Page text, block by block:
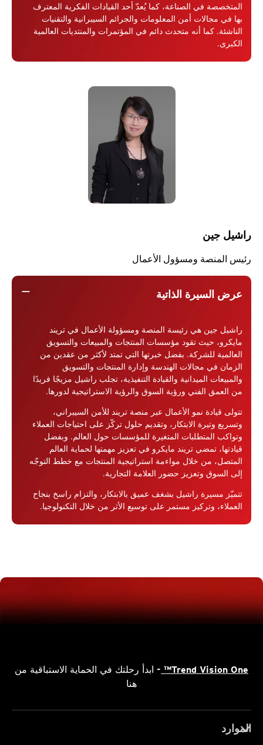
المتخصصة في الصناعة، كما يُعدّ أحد القيادات الفكرية المعترف
بها في مجالات أمن المعلومات والجرائم السيبرانية والتقنيات
الناشئة. كما أنه متحدث دائم في المؤتمرات والمنتديات العالمية
الكبرى.
راشيل جين
رئيس المنصة ومسؤول الأعمال
عرض السيرة الذاتية remove
راشيل جين هي رئيسة المنصة ومسؤولة الأعمال في تريند
مايكرو، حيث تقود مؤسسات المنتجات والمبيعات والتسويق
العالمية للشركة. بفضل خبرتها التي تمتد لأكثر من عقدين من
الزمان في مجالات الهندسة وإدارة المنتجات والتسويق
والمبيعات الميدانية والقيادة التنفيذية، تجلب راشيل مزيجًا فريدًا
من العمق الفني ورؤية السوق والرؤية الاستراتيجية لدورها.
تتولى قيادة نمو الأعمال عبر منصة تريند للأمن السيبراني،
وتسريع وتيرة الابتكار، وتقديم حلول تركّز على احتياجات العملاء
وتواكب المتطلبات المتغيرة للمؤسسات حول العالم. وبفضل
قيادتها، تمضي تريند مايكرو في تعزيز مهمتها لحماية العالم
المتصل، من خلال مواءمة استراتيجية المنتجات مع خطط التوجّه
إلى السوق وتعزيز حضور العلامة التجارية.
تتميّز مسيرة راشيل بشغف عميق بالابتكار، والتزام راسخ بنجاح
العملاء، وتركيز مستمر على توسيع الأثر من خلال التكنولوجيا.
Trend Vision One™
- ابدأ رحلتك في الحماية الاستباقية من
هنا
الموارد